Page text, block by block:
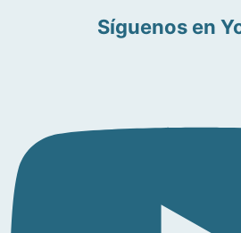
Síguenos en